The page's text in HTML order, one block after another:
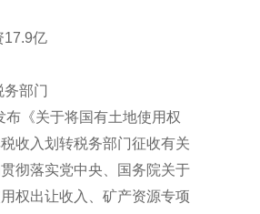
17.9亿
部门
布《关于将国有土地使用权
收入划转税务部门征收有关
彻落实党中央、国务院关于
权出让收入、矿产资源专项